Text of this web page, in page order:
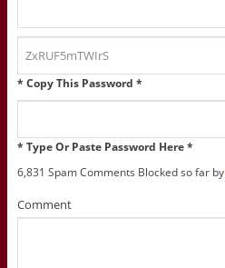
* Copy This Password *
* Type Or Paste Password Here *
6,831 Spam Comments Blocked so far by
Comment